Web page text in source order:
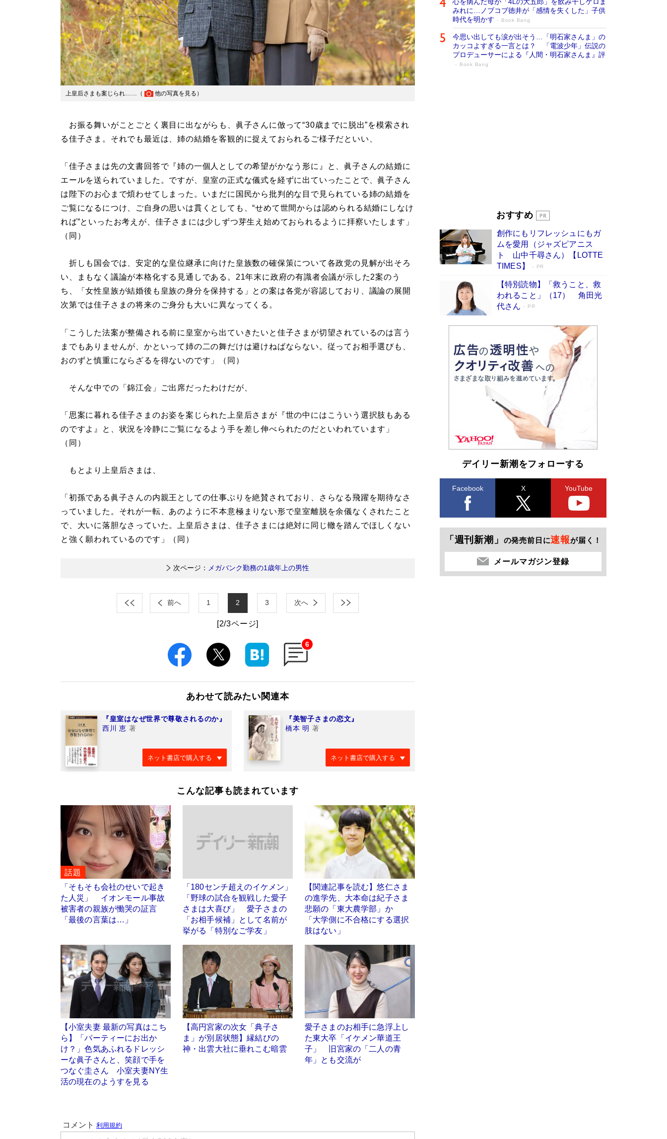
上皇后さまも案じられ……（ 他の写真を見る ）
お振る舞いがことごとく裏目に出ながらも、眞子さんに倣って“30歳までに脱出”を模索され
る佳子さま。それでも最近は、姉の結婚を客観的に捉えておられるご様子だといい、
「佳子さまは先の文書回答で『姉の一個人としての希望がかなう形に』と、眞子さんの結婚に
エールを送られていました。ですが、皇室の正式な儀式を経ずに出ていったことで、眞子さん
は陛下のお心まで煩わせてしまった。いまだに国民から批判的な目で見られている姉の結婚を
ご覧になるにつけ、ご自身の思いは貫くとしても、“せめて世間からは認められる結婚にしなけ
れば”といったお考えが、佳子さまには少しずつ芽生え始めておられるように拝察いたします」
（同）
折しも国会では、安定的な皇位継承に向けた皇族数の確保策について各政党の見解が出そろ
い、まもなく議論が本格化する見通しである。21年末に政府の有識者会議が示した2案のう
ち、「女性皇族が結婚後も皇族の身分を保持する」との案は各党が容認しており、議論の展開
次第では佳子さまの将来のご身分も大いに異なってくる。
「こうした法案が整備される前に皇室から出ていきたいと佳子さまが切望されているのは言う
までもありませんが、かといって姉の二の舞だけは避けねばならない。従ってお相手選びも、
おのずと慎重にならざるを得ないのです」（同）
そんな中での「錦江会」ご出席だったわけだが、
「思案に暮れる佳子さまのお姿を案じられた上皇后さまが『世の中にはこういう選択肢もある
のですよ』と、状況を冷静にご覧になるよう手を差し伸べられたのだといわれています」
（同）
もとより上皇后さまは、
「初孫である眞子さんの内親王としての仕事ぶりを絶賛されており、さらなる飛躍を期待なさ
っていました。それが一転、あのように不本意極まりない形で皇室離脱を余儀なくされたこと
で、大いに落胆なさっていた。上皇后さまは、佳子さまには絶対に同じ轍を踏んでほしくない
と強く願われているのです」（同）
次ページ： メガバンク勤務の1歳年上の男性
前へ 1 2 3 次へ
[2/3ページ]
6
あわせて読みたい関連本
『皇室はなぜ世界で尊敬されるのか』
西川 恵 著
ネット書店で購入する
『美智子さまの恋文』
橋本 明 著
ネット書店で購入する
こんな記事も読まれています
話題
「そもそも会社のせいで起き
た人災」 イオンモール事故
被害者の親族が慟哭の証言
「最後の言葉は…」
「180センチ超えのイケメン」
「野球の試合を観戦した愛子
さまは大喜び」 愛子さまの
「お相手候補」として名前が
挙がる「特別なご学友」
【関連記事を読む】悠仁さま
の進学先、大本命は紀子さま
悲願の「東大農学部」か
「大学側に不合格にする選択
肢はない」
【小室夫妻 最新の写真はこち
ら】「パーティーにお出か
け？」色気あふれるドレッシ
ーな眞子さんと、笑顔で手を
つなぐ圭さん 小室夫妻NY生
活の現在のようすを見る
【高円宮家の次女「典子さ
ま」が別居状態】縁結びの
神・出雲大社に垂れこむ暗雲
愛子さまのお相手に急浮上し
た東大卒「イケメン華道王
子」 旧宮家の「二人の青
年」とも交流が
みれに…ノブコブ徳井が「感情を失くした」子供
時代を明かす
Book Bang
今思い出しても涙が出そう…「明石家さんま」の
カッコよすぎる一言とは？ 「電波少年」伝説の
プロデューサーによる『人間・明石家さんま』評
Book Bang
らも文庫化 映画化された直木賞受賞作もランク
皇室はなぜ世界から尊敬されているのか？ 「天
皇陛下はお元気でおられるか」がサウジ国王の第
一声になる理由
Book Bang
おすすめ
創作にもリフレッシュにもガ
ムを愛用（ジャズピアニス
ト 山中千尋さん）【LOTTE
TIMES】
PR
【特別読物】「救うこと、救
われること」（17） 角田光
代さん
PR
デイリー新潮をフォローする
Facebook X YouTube
「週刊新潮」 の発売前日に速報が届く！
メールマガジン登録